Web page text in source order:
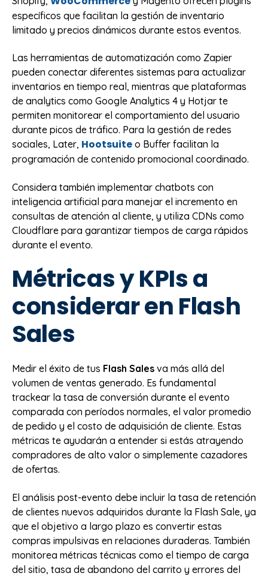
específicos que facilitan la gestión de inventario
limitado y precios dinámicos durante estos eventos.
Las herramientas de automatización como Zapier
pueden conectar diferentes sistemas para actualizar
inventarios en tiempo real, mientras que plataformas
de analytics como Google Analytics 4 y Hotjar te
permiten monitorear el comportamiento del usuario
durante picos de tráfico. Para la gestión de redes
sociales, Later, Hootsuite o Buffer facilitan la
programación de contenido promocional coordinado.
Considera también implementar chatbots con
inteligencia artificial para manejar el incremento en
consultas de atención al cliente, y utiliza CDNs como
Cloudflare para garantizar tiempos de carga rápidos
durante el evento.
Métricas y KPIs a
considerar en Flash
Sales
Medir el éxito de tus Flash Sales va más allá del
volumen de ventas generado. Es fundamental
trackear la tasa de conversión durante el evento
comparada con períodos normales, el valor promedio
de pedido y el costo de adquisición de cliente. Estas
métricas te ayudarán a entender si estás atrayendo
compradores de alto valor o simplemente cazadores
de ofertas.
El análisis post-evento debe incluir la tasa de retención
de clientes nuevos adquiridos durante la Flash Sale, ya
que el objetivo a largo plazo es convertir estas
compras impulsivas en relaciones duraderas. También
monitorea métricas técnicas como el tiempo de carga
del sitio, tasa de abandono del carrito y errores del